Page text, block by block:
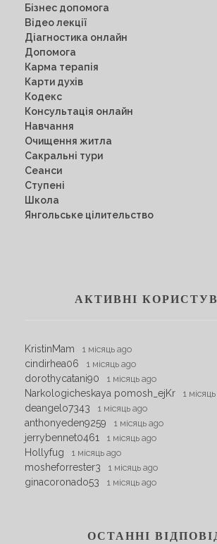
Бізнес допомога
Відео лекції
Діагностика онлайн
Допомога
Карма терапія
Карти духів
Кодекс
Консультація онлайн
Навчання
Очищення житла
Сакральні тури
Сеанси
Ступені
Школа
Янгольське цілительство
АКТИВНІ
KristinMam 1 місяць ago
cindirhea06 1 місяць ago
dorothycatani90 1 місяць ago
Narkologicheskaya pomosh_ejKr 1
deangelo7343 1 місяць ago
anthonyeden9259 1 місяць ago
jerrybennet0461 1 місяць ago
Hollyfug 1 місяць ago
mosheforrester3 1 місяць ago
ginacoronado53 1 місяць ago
ОСТАННІ